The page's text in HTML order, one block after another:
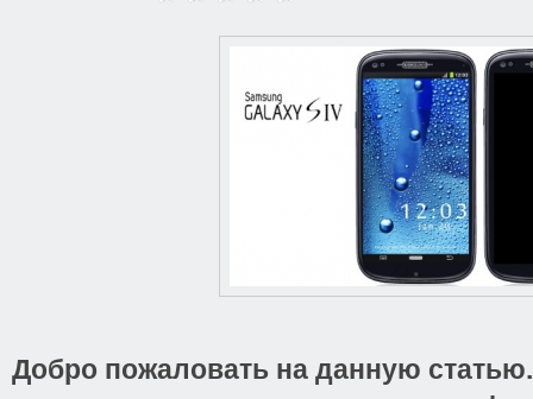
Добро пожаловать на данную